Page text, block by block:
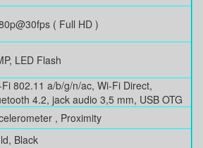
( Full HD )
LED Flash
802.11 a/b/g/n/ac, Wi-Fi Direct,
4.2, jack audio 3,5 mm, USB OTG
, Proximity
Black